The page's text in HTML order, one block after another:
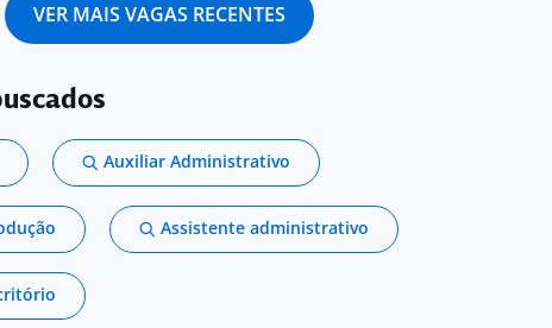
VER MAIS VAGAS RECENTES
Auxiliar Administrativo
Assistente administrativo